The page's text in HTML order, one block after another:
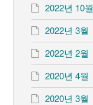
2022년 10월
2022년 3월
2022년 2월
2020년 4월
2020년 3월